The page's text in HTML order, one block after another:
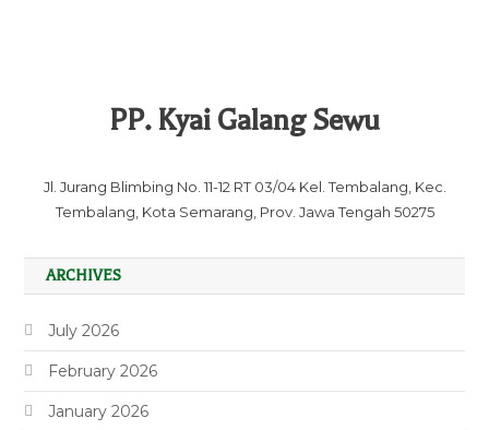
PP. Kyai Galang Sewu
Jl. Jurang Blimbing No. 11-12 RT 03/04 Kel. Tembalang, Kec.
Tembalang, Kota Semarang, Prov. Jawa Tengah 50275
ARCHIVES
July 2026
February 2026
January 2026